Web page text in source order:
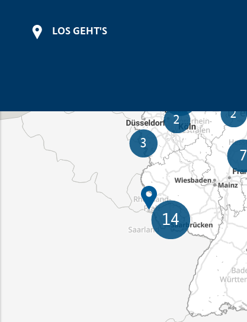
LOS GEHT'S